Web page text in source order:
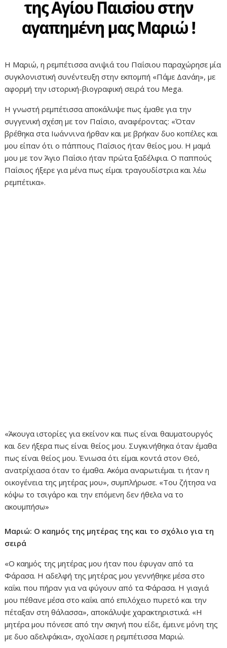
Η Μαριώ, η ρεμπέτισσα ανιψιά του Παΐσιου παραχώρησε μία
συγκλονιστική συνέντευξη στην εκπομπή «Πάμε Δανάη», με
αφορμή την ιστορική-βιογραφική σειρά του Mega.
Η γνωστή ρεμπέτισσα αποκάλυψε πως έμαθε για την
συγγενική σχέση με τον Παΐσιο, αναφέροντας: «Όταν
βρέθηκα στα Ιωάννινα ήρθαν και με βρήκαν δυο κοπέλες και
μου είπαν ότι ο πάππους Παΐσιος ήταν θείος μου. Η μαμά
μου με τον Άγιο Παΐσιο ήταν πρώτα ξαδέλφια. Ο παππούς
Παΐσιος ήξερε για μένα πως είμαι τραγουδίστρια και λέω
ρεμπέτικα».
«Άκουγα ιστορίες για εκείνον και πως είναι θαυματουργός
και δεν ήξερα πως είναι θείος μου. Συγκινήθηκα όταν έμαθα
πως είναι θείος μου. Ένιωσα ότι είμαι κοντά στον Θεό,
ανατρίχιασα όταν το έμαθα. Ακόμα αναρωτιέμαι τι ήταν η
οικογένεια της μητέρας μου», συμπλήρωσε. «Tου ζήτησα να
κόψω το τσιγάρο και την επόμενη δεν ήθελα να το
ακουμπήσω»
Μαριώ: Ο καημός της μητέρας της και το σχόλιο για τη
σειρά
«Ο καημός της μητέρας μου ήταν που έφυγαν από τα
Φάρασα. Η αδελφή της μητέρας μου γεννήθηκε μέσα στο
καΐκι που πήραν για να φύγουν από τα Φάρασα. Η γιαγιά
μου πέθανε μέσα στο καΐκι από επιλόχειο πυρετό και την
πέταξαν στη θάλασσα», αποκάλυψε χαρακτηριστικά. «Η
μητέρα μου πόνεσε από την σκηνή που είδε, έμεινε μόνη της
με δυο αδελφάκια», σχολίασε η ρεμπέτισσα Μαριώ.